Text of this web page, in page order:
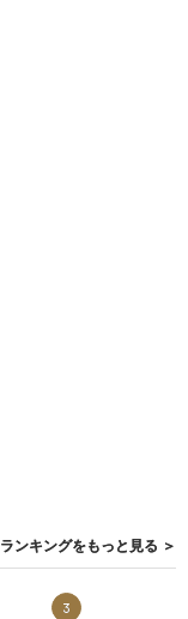
ランキングをもっと見る ＞
3